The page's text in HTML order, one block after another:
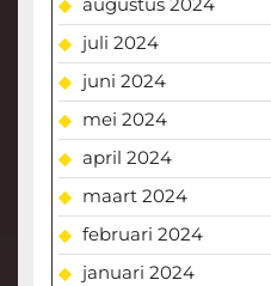
augustus 2024
juli 2024
juni 2024
mei 2024
april 2024
maart 2024
februari 2024
januari 2024